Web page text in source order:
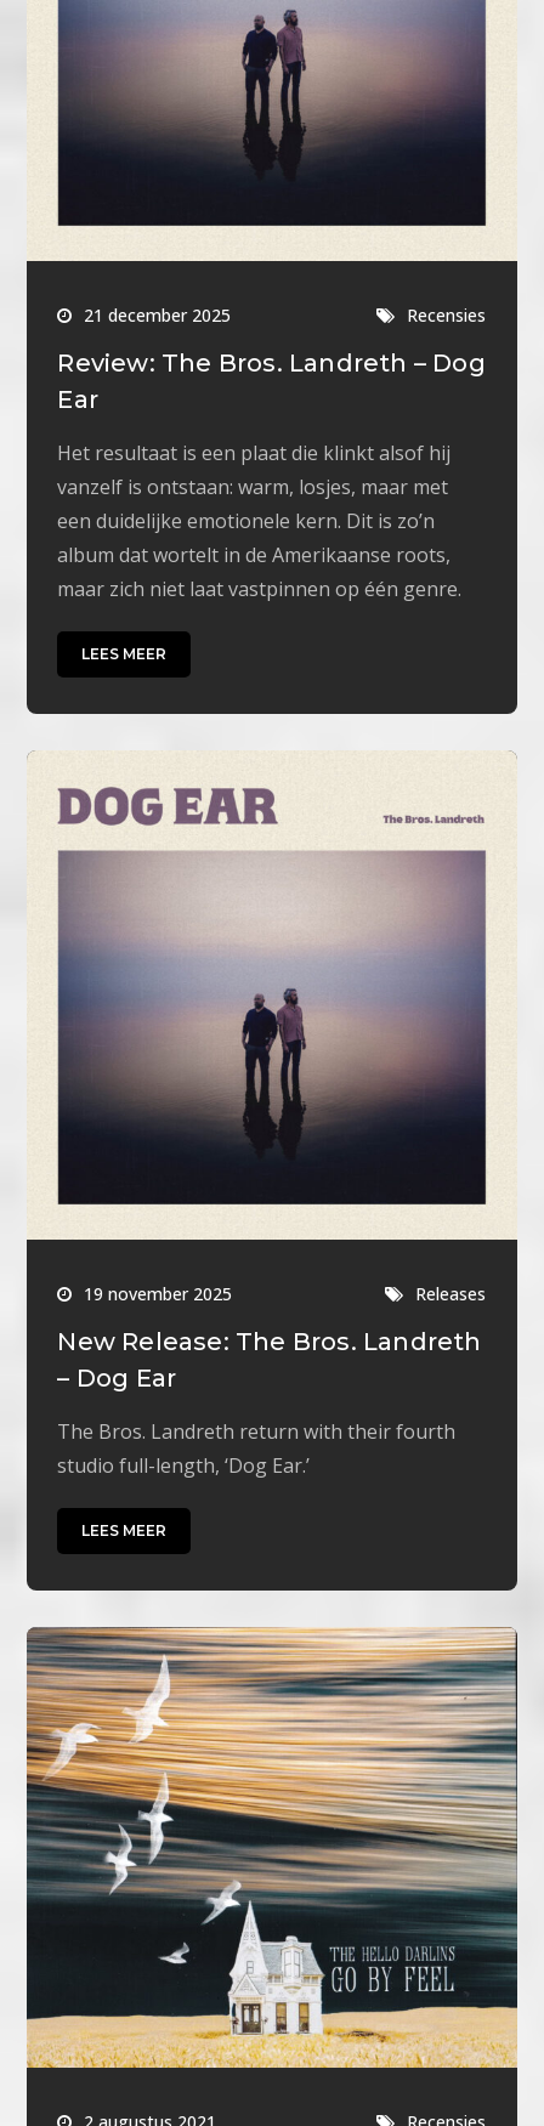
21 december 2025 Recensies
Review: The Bros. Landreth – Dog
Ear
Het resultaat is een plaat die klinkt alsof hij
vanzelf is ontstaan: warm, losjes, maar met
een duidelijke emotionele kern. Dit is zo’n
album dat wortelt in de Amerikaanse roots,
maar zich niet laat vastpinnen op één genre.
LEES MEER
19 november 2025 Releases
New Release: The Bros. Landreth
– Dog Ear
The Bros. Landreth return with their fourth
studio full-length, ‘Dog Ear.’
LEES MEER